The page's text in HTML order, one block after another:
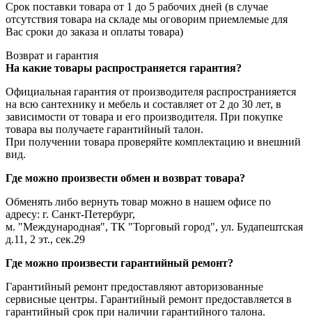
Срок поставки товара от 1 до 5 рабочих дней (в случае
отсутствия товара на складе мы оговорим приемлемые для
Вас сроки до заказа и оплаты товара)
Возврат и гарантия
На какие товары распространяется гарантия?
Официальная гарантия от производителя распространияется
на всю сантехнику и мебель и составляет от 2 до 30 лет, в
зависимости от товара и его производителя. При покупке
товара вы получаете гарантийный талон.
При получении товара проверяйте комплектацию и внешний
вид.
Где можно произвести обмен и возврат товара?
Обменять либо вернуть товар можно в нашем офисе по
адресу: г. Санкт-Петербург,
м. "Международная", ТК "Торговый город", ул. Будапештская
д.11, 2 эт., сек.29
Где можно произвести гарантийный ремонт?
Гарантийный ремонт предоставляют авторизованные
сервисные центры. Гарантийный ремонт предоставляется в
гарантийный срок при наличии гарантийного талона.